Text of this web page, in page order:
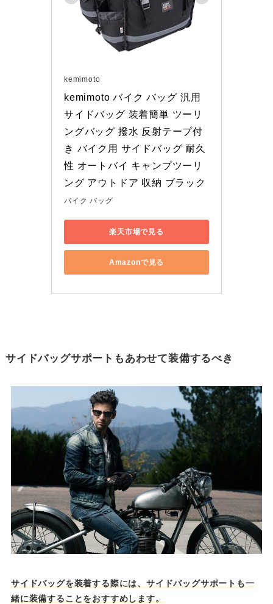
kemimoto
kemimoto バイク バッグ 汎用
サイドバッグ 装着簡単 ツーリ
ングバッグ 撥水 反射テープ付
き バイク用 サイドバッグ 耐久
性 オートバイ キャンプツーリ
ング アウトドア 収納 ブラック
バイク バッグ
楽天市場で見る
Amazonで見る
サイドバッグサポートもあわせて装備するべき
サイドバッグを装着する際には、サイドバッグサポートも一
緒に装備することをおすすめします。